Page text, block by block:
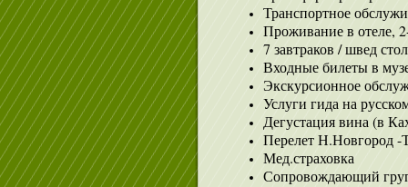
Транспортное
Проживание в отеле,
7 завтраков / швед стол
Входные билеты в
Экскурсионное
Услуги гида на
Дегустация вина (в
Перелет Н.Новгород -
Мед.страховка
Сопровождающий